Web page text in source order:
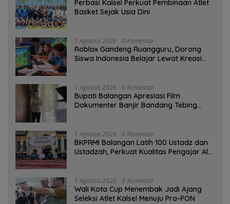
Perbasi Kalsel Perkuat Pembinaan Atlet
Basket Sejak Usia Dini
1 Agustus 2026 0 Komentar
Roblox Gandeng Ruangguru, Dorong
Siswa Indonesia Belajar Lewat Kreasi
1 Agustus 2026 0 Komentar
Bupati Balangan Apresiasi Film
Dokumenter Banjir Bandang Tebing
1 Agustus 2026 0 Komentar
BKPRMI Balangan Latih 100 Ustadz dan
Ustadzah, Perkuat Kualitas Pengajar Al-
1 Agustus 2026 0 Komentar
Wali Kota Cup Menembak Jadi Ajang
Seleksi Atlet Kalsel Menuju Pra-PON